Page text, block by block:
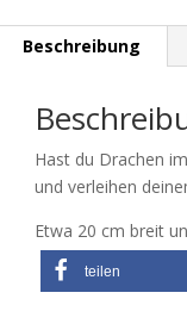
Beschreibung
Hast du Drachen
und verleihen
Etwa 20 cm breit
teilen